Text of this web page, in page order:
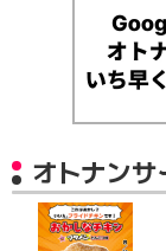
オトナン